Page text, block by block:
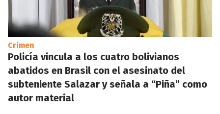
Crimen
Policía vincula a los cuatro bolivianos
abatidos en Brasil con el asesinato del
subteniente Salazar y señala a “Piña” como
autor material